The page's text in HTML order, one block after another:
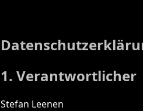
1. Verantwortlicher
Stefan Leenen